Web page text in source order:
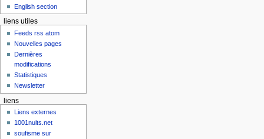
English section
liens utiles
Feeds rss atom
Nouvelles pages
Dernières
modifications
Statistiques
Newsletter
liens
Liens externes
1001nuits.net
soufisme sur